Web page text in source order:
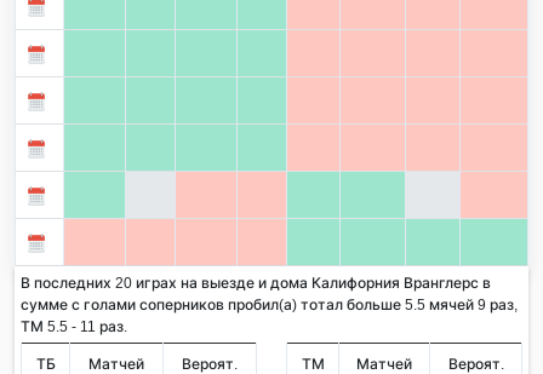
В последних 20 играх на выезде и дома Калифорния Вранглерс в
сумме с голами соперников пробил(а) тотал больше 5.5 мячей 9 раз,
ТМ 5.5 - 11 раз.
ТБ Матчей Вероят. ТМ Матчей Вероят.